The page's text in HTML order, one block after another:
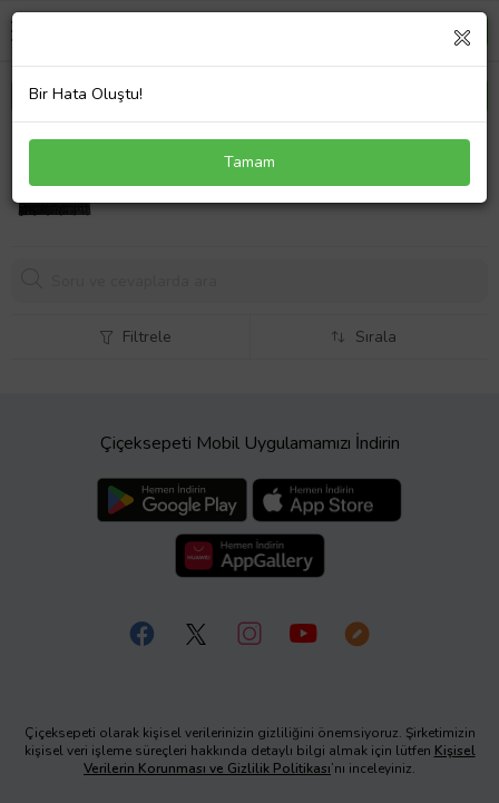
Packard Bell TM85 Klavye Türkçe Siyah
685,89 TL
Filtrele Sırala
Çiçeksepeti Mobil Uygulamamızı İndirin
Çiçeksepeti olarak kişisel verilerinizin gizliliğini önemsiyoruz. Şirketimizin
kişisel veri işleme süreçleri hakkında detaylı bilgi almak için lütfen Kişisel
Verilerin Korunması ve Gizlilik Politikası’nı inceleyiniz.
Bir Hata Oluştu!
Tamam